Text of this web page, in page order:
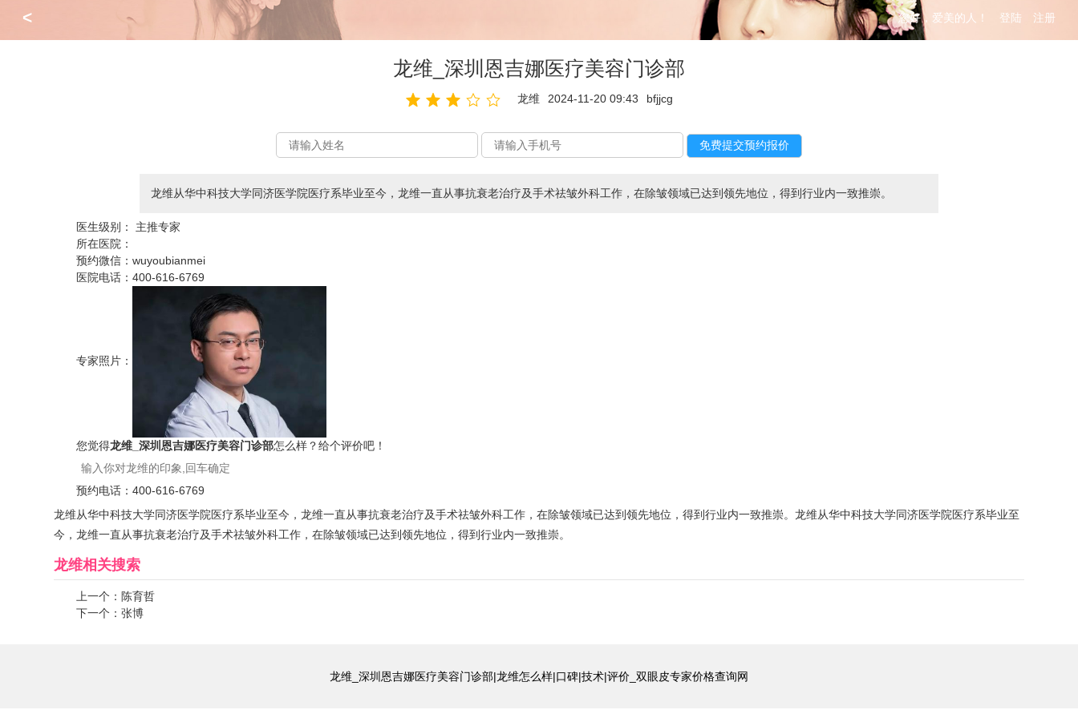
< 您好，爱美的人！ 登陆 注册
龙维_深圳恩吉娜医疗美容门诊部
龙维 2024-11-20 09:43 bfjjcg
龙维从华中科技大学同济医学院医疗系毕业至今，龙维一直从事抗衰老治疗及手术祛皱外科工作，在除皱领域已达到领先地位，得到行业内一致推崇。
医生级别：
主推专家
所在医院：
预约微信：wuyoubianmei
医院电话：400-616-6769
专家照片：
您觉得龙维_深圳恩吉娜医疗美容门诊部怎么样？给个评价吧！
预约电话：400-616-6769
龙维从华中科技大学同济医学院医疗系毕业至今，龙维一直从事抗衰老治疗及手术祛皱外科工作，在除皱领域已达到领先地位，得到行业内一致推崇。龙维从华中科技大学同济医学院医疗系毕业至
今，龙维一直从事抗衰老治疗及手术祛皱外科工作，在除皱领域已达到领先地位，得到行业内一致推崇。
龙维相关搜索
上一个： 陈育哲
下一个：张博
龙维_深圳恩吉娜医疗美容门诊部|龙维怎么样|口碑|技术|评价_双眼皮专家价格查询网